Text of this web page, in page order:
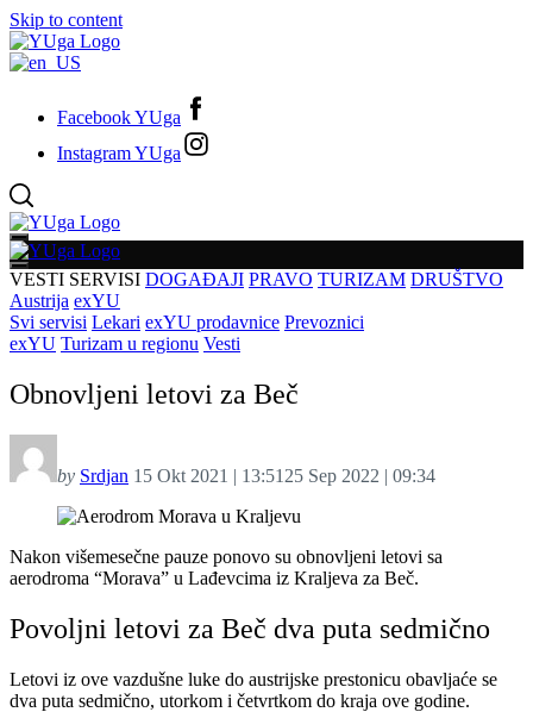
Skip to content
Facebook YUga
Instagram YUga
VESTI SERVISI DOGAĐAJI PRAVO TURIZAM DRUŠTVO
Austrija exYU
Svi servisi Lekari exYU prodavnice Prevoznici
exYU Turizam u regionu Vesti
Obnovljeni letovi za Beč
by Srdjan 15 Okt 2021 | 13:51 25 Sep 2022 | 09:34
Nakon višemesečne pauze ponovo su obnovljeni letovi sa
aerodroma “Morava” u Lađevcima iz Kraljeva za Beč.
Povoljni letovi za Beč dva puta sedmično
Letovi iz ove vazdušne luke do austrijske prestonicu obavljaće se
dva puta sedmično, utorkom i četvrtkom do kraja ove godine.